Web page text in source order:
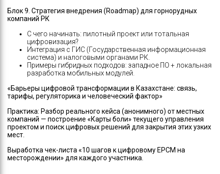
Блок 9. Стратегия внедрения (Roadmap) для горнорудных
компаний РК
С чего начинать: пилотный проект или тотальная
цифровизация?
Интеграция с ГИС (Государственная информационная
система) и налоговыми органами РК.
Примеры гибридных подходов: западное ПО + локальная
разработка мобильных модулей.
«Барьеры цифровой трансформации в Казахстане: связь,
тарифы, регуляторика и человеческий фактор»
Практика: Разбор реального кейса (анонимного) от местных
компаний — построение «Карты боли» текущего управления
проектом и поиск цифровых решений для закрытия этих узких
мест.
Выработка чек-листа «10 шагов к цифровому EPCM на
месторождении» для каждого участника.